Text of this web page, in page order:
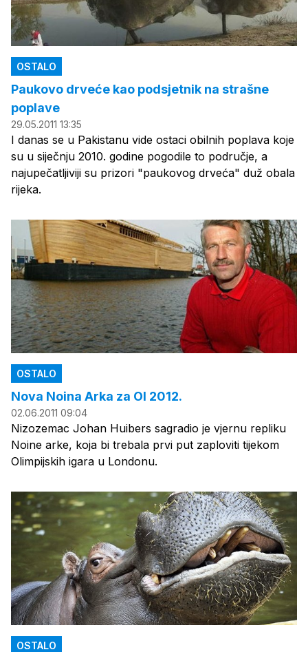
OSTALO
Paukovo drveće kao podsjetnik na strašne
poplave
29.05.2011 13:35
I danas se u Pakistanu vide ostaci obilnih poplava koje
su u siječnju 2010. godine pogodile to područje, a
najupečatljiviji su prizori "paukovog drveća" duž obala
rijeka.
OSTALO
Nova Noina Arka za OI 2012.
02.06.2011 09:04
Nizozemac Johan Huibers sagradio je vjernu repliku
Noine arke, koja bi trebala prvi put zaploviti tijekom
Olimpijskih igara u Londonu.
OSTALO